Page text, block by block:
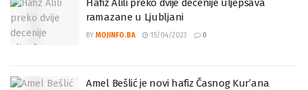
Hafiz Alili preko dvije decenije uljepšava
ramazane u Ljubljani
BY MOJINFO.BA 15/04/2023 0
Amel Bešlić je novi hafiz Časnog Kur’ana